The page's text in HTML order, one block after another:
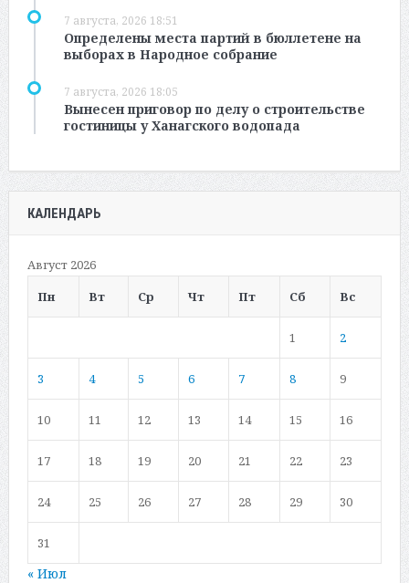
7 августа, 2026 18:51
Определены места партий в бюллетене на
выборах в Народное собрание
7 августа, 2026 18:05
Вынесен приговор по делу о строительстве
гостиницы у Ханагского водопада
КАЛЕНДАРЬ
Август 2026
Пн
Вт Ср Чт Пт Сб Вс
1 2
3 4 5 6 7 8 9
10 11 12 13 14 15 16
17 18 19 20 21 22 23
24 25 26 27 28 29 30
31
« Июл